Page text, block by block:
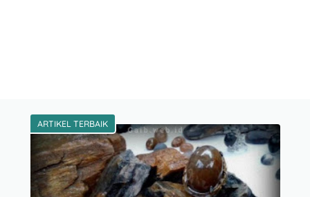
ARTIKEL TERBAIK